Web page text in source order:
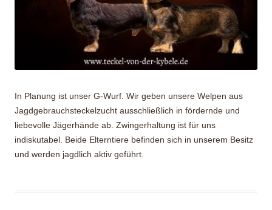
In Planung ist unser G-Wurf. Wir geben unsere Welpen aus
Jagdgebrauchsteckelzucht ausschließlich in fördernde und
liebevolle Jägerhände ab. Zwingerhaltung ist für uns
indiskutabel. Beide Elterntiere befinden sich in unserem Besitz
und werden jagdlich aktiv geführt.